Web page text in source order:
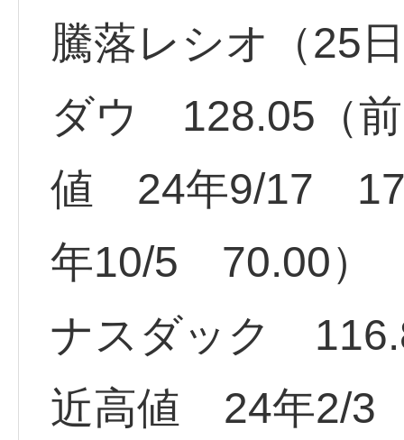
騰落レシオ（25
ダウ 128.05（
値 24年9/17
年10/5 70.00）
ナスダック
近高値 24年2/